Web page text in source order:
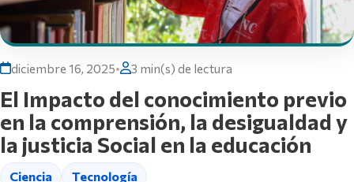
diciembre 16, 2025• 3 min(s) de lectura
El Impacto del conocimiento previo
en la comprensión, la desigualdad y
la justicia Social en la educación
Ciencia Tecnología